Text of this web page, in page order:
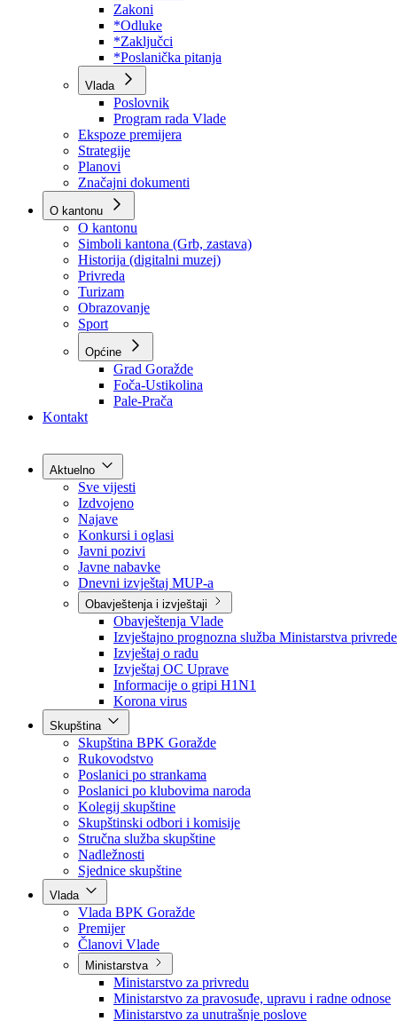
Poslovnik
Program rada Skupštine
Budžet 2026
Zakoni
*Odluke
*Zaključci
*Poslanička pitanja
Vlada
Poslovnik
Program rada Vlade
Ekspoze premijera
Strategije
Planovi
Značajni dokumenti
O kantonu
O kantonu
Simboli kantona (Grb, zastava)
Historija (digitalni muzej)
Privreda
Turizam
Obrazovanje
Sport
Općine
Kontakt
Aktuelno
Sve vijesti
Izdvojeno
Najave
Konkursi i oglasi
Javni pozivi
Javne nabavke
Dnevni izvještaj MUP-a
Obavještenja i izvještaji
Obavještenja Vlade
Izvještajno prognozna služba Ministarstva privrede
Izvještaj o radu
Izvještaj OC Uprave
Informacije o gripi H1N1
Korona virus
Skupština
Skupština BPK Goražde
Rukovodstvo
Poslanici po strankama
Poslanici po klubovima naroda
Kolegij skupštine
Skupštinski odbori i komisije
Stručna služba skupštine
Nadležnosti
Sjednice skupštine
Vlada
Vlada BPK Goražde
Premijer
Članovi Vlade
Ministarstva